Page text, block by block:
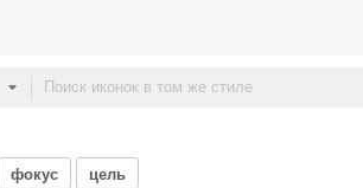
фокус цель